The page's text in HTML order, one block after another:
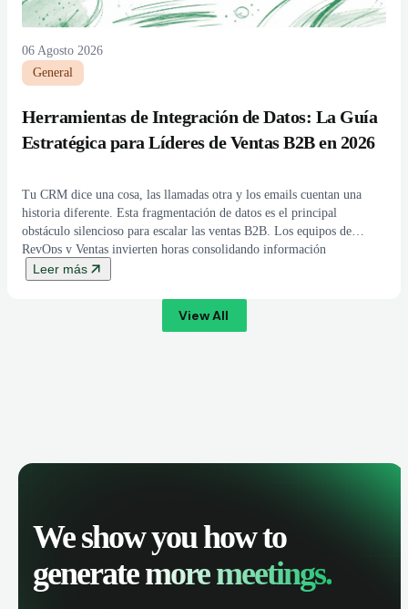
06 Agosto 2026
General
Herramientas de Integración de Datos: La Guía
Estratégica para Líderes de Ventas B2B en 2026
Tu CRM dice una cosa, las llamadas otra y los emails cuentan una
historia diferente. Esta fragmentación de datos es el principal
obstáculo silencioso para escalar las ventas B2B. Los equipos de
RevOps y Ventas invierten horas consolidando información
manualmente, un trabajo repetitivo que roba tiempo a la estrategia y la
ejecución. El resultado es […]
Leer más
View All
We show you how to
generatemore meetings.